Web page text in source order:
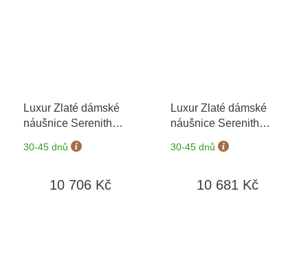
Luxur Zlaté dámské
náušnice Serenith
3830577-0-0-96
možnost výměny do 90
30-45 dnů
10 706 Kč
Luxur Zlaté dámské
náušnice Serenith
3880577-0-0-96
možnost výměny do 90
30-45 dnů
10 681 Kč